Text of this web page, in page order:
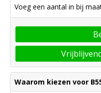
Voeg een aantal in bij
Waarom kiezen voor